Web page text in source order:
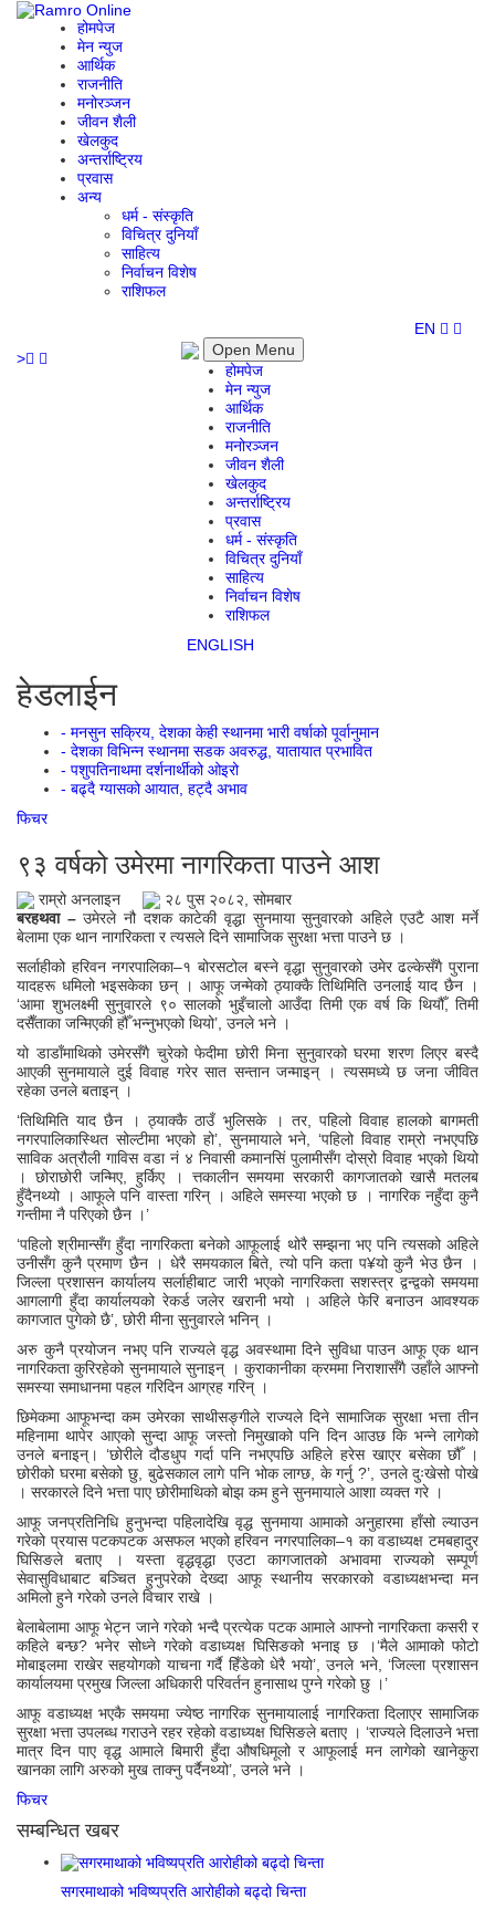
होमपेज
मेन न्युज
आर्थिक
राजनीति
मनोरञ्जन
जीवन शैली
खेलकुद
अन्तर्राष्ट्रिय
प्रवास
अन्य
धर्म - संस्कृति
विचित्र दुनियाँ
साहित्य
निर्वाचन विशेष
राशिफल
EN
>
Open Menu
होमपेज
मेन न्युज
आर्थिक
राजनीति
मनोरञ्जन
जीवन शैली
खेलकुद
अन्तर्राष्ट्रिय
प्रवास
धर्म - संस्कृति
विचित्र दुनियाँ
साहित्य
निर्वाचन विशेष
राशिफल
ENGLISH
हेडलाईन
- मनसुन सक्रिय, देशका केही स्थानमा भारी वर्षाको पूर्वानुमान
- देशका विभिन्न स्थानमा सडक अवरुद्ध, यातायात प्रभावित
- पशुपतिनाथमा दर्शनार्थीको ओइरो
- बढ्दै ग्यासको आयात, हट्दै अभाव
फिचर
९३ वर्षको उमेरमा नागरिकता पाउने आश
राम्रो अनलाइन
२८ पुस २०८२, सोमबार
बरहथवा –उमेरले नौ दशक काटेकी वृद्धा सुनमाया सुनुवारको अहिले एउटै आश मर्ने
बेलामा एक थान नागरिकता र त्यसले दिने सामाजिक सुरक्षा भत्ता पाउने छ ।
सर्लाहीको हरिवन नगरपालिका–१ बोरसटोल बस्ने वृद्धा सुनुवारको उमेर ढल्केसँगै पुराना
यादहरू धमिलो भइसकेका छन् । आफू जन्मेको ठ्याक्कै तिथिमिति उनलाई याद छैन ।
‘आमा शुभलक्ष्मी सुनुवारले ९० सालको भुइँचालो आउँदा तिमी एक वर्ष कि थियौँ, तिमी
दसैँताका जन्मिएकी हौँ भन्नुभएको थियो’, उनले भने ।
यो डाडाँमाथिको उमेरसँगै चुरेको फेदीमा छोरी मिना सुनुवारको घरमा शरण लिएर बस्दै
आएकी सुनमायाले दुई विवाह गरेर सात सन्तान जन्माइन् । त्यसमध्ये छ जना जीवित
रहेका उनले बताइन् ।
‘तिथिमिति याद छैन । ठ्याक्कै ठाउँ भुलिसके । तर, पहिलो विवाह हालको बागमती
नगरपालिकास्थित सोल्टीमा भएको हो’, सुनमायाले भने, ‘पहिलो विवाह राम्रो नभएपछि
साविक अत्रौली गाविस वडा नं ४ निवासी कमानसिं पुलामीसँग दोस्रो विवाह भएको थियो
। छोराछोरी जन्मिए, हुर्किए । त्तकालीन समयमा सरकारी कागजातको खासै मतलब
हुँदैनथ्यो । आफूले पनि वास्ता गरिन् । अहिले समस्या भएको छ । नागरिक नहुँदा कुनै
गन्तीमा नै परिएको छैन ।’
‘पहिलो श्रीमान्सँग हुँदा नागरिकता बनेको आफूलाई थोरै सम्झना भए पनि त्यसको अहिले
उनीसँग कुनै प्रमाण छैन । धेरै समयकाल बिते, त्यो पनि कता प¥यो कुनै भेउ छैन ।
जिल्ला प्रशासन कार्यालय सर्लाहीबाट जारी भएको नागरिकता सशस्त्र द्वन्द्वको समयमा
आगलागी हुँदा कार्यालयको रेकर्ड जलेर खरानी भयो । अहिले फेरि बनाउन आवश्यक
कागजात पुगेको छै’, छोरी मीना सुनुवारले भनिन् ।
अरु कुनै प्रयोजन नभए पनि राज्यले वृद्ध अवस्थामा दिने सुविधा पाउन आफू एक थान
नागरिकता कुरिरहेको सुनमायाले सुनाइन् । कुराकानीका क्रममा निराशासँगै उहाँले आफ्नो
समस्या समाधानमा पहल गरिदिन आग्रह गरिन् ।
छिमेकमा आफूभन्दा कम उमेरका साथीसङ्गीले राज्यले दिने सामाजिक सुरक्षा भत्ता तीन
महिनामा थापेर आएको सुन्दा आफू जस्तो निमुखाको पनि दिन आउछ कि भन्ने लागेको
उनले बनाइन्। ‘छोरीले दौडधुप गर्दा पनि नभएपछि अहिले हरेस खाएर बसेका छौँ ।
छोरीको घरमा बसेको छु, बुढेसकाल लागे पनि भोक लाग्छ, के गर्नु ?’, उनले दुःखेसो पोखे
। सरकारले दिने भत्ता पाए छोरीमाथिको बोझ कम हुने सुनमायाले आशा व्यक्त गरे ।
आफू जनप्रतिनिधि हुनुभन्दा पहिलादेखि वृद्ध सुनमाया आमाको अनुहारमा हाँसो ल्याउन
गरेको प्रयास पटकपटक असफल भएको हरिवन नगरपालिका–१ का वडाध्यक्ष टमबहादुर
घिसिङले बताए । यस्ता वृद्धवृद्धा एउटा कागजातको अभावमा राज्यको सम्पूर्ण
सेवासुविधाबाट बञ्चित हुनुपरेको देख्दा आफू स्थानीय सरकारको वडाध्यक्षभन्दा मन
अमिलो हुने गरेको उनले विचार राखे ।
बेलाबेलामा आफू भेट्न जाने गरेको भन्दै प्रत्येक पटक आमाले आफ्नो नागरिकता कसरी र
कहिले बन्छ? भनेर सोध्ने गरेकाे वडाध्यक्ष घिसिङको भनाइ छ ।‘मैले आमाको फोटो
मोबाइलमा राखेर सहयोगको याचना गर्दै हिँडेको धेरै भयो’, उनले भने, ‘जिल्ला प्रशासन
कार्यालयमा प्रमुख जिल्ला अधिकारी परिवर्तन हुनासाथ पुग्ने गरेको छु ।’
आफू वडाध्यक्ष भएकै समयमा ज्येष्ठ नागरिक सुनमायालाई नागरिकता दिलाएर सामाजिक
सुरक्षा भत्ता उपलब्ध गराउने रहर रहेको वडाध्यक्ष घिसिङले बताए । ‘राज्यले दिलाउने भत्ता
मात्र दिन पाए वृद्ध आमाले बिमारी हुँदा औषधिमूलो र आफूलाई मन लागेको खानेकुरा
खानका लागि अरुको मुख ताक्नु पर्दैनथ्यो’, उनले भने ।
फिचर
सम्बन्धित खबर
सगरमाथाको भविष्यप्रति आरोहीको बढ्दो चिन्ता